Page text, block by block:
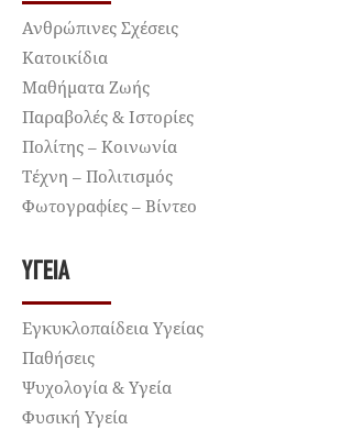
Ανθρώπινες Σχέσεις
Κατοικίδια
Μαθήματα Ζωής
Παραβολές & Ιστορίες
Πολίτης – Κοινωνία
Τέχνη – Πολιτισμός
Φωτογραφίες – Βίντεο
ΥΓΕΊΑ
Εγκυκλοπαίδεια Υγείας
Παθήσεις
Ψυχολογία & Υγεία
Φυσική Υγεία